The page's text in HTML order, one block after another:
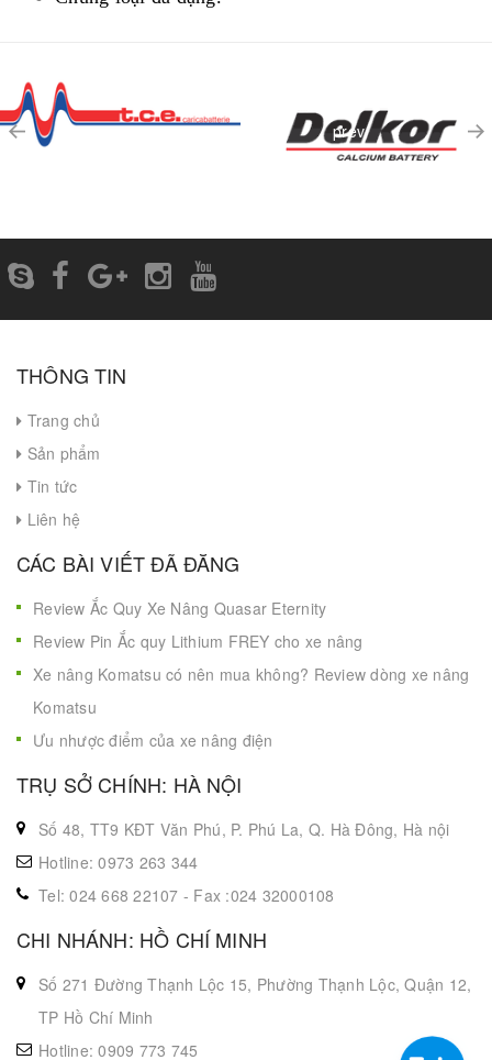
prev
THÔNG TIN
Trang chủ
Sản phẩm
Tin tức
Liên hệ
CÁC BÀI VIẾT ĐÃ ĐĂNG
Review Ắc Quy Xe Nâng Quasar Eternity
Review Pin Ắc quy Lithium FREY cho xe nâng
Xe nâng Komatsu có nên mua không? Review dòng xe nâng
Komatsu
Ưu nhược điểm của xe nâng điện
TRỤ SỞ CHÍNH: HÀ NỘI
Số 48, TT9 KĐT Văn Phú, P. Phú La, Q. Hà Đông, Hà nội
Hotline: 0973 263 344
Tel: 024 668 22107 - Fax :024 32000108
CHI NHÁNH: HỒ CHÍ MINH
Số 271 Đường Thạnh Lộc 15, Phường Thạnh Lộc, Quận 12,
TP Hồ Chí Minh
Hotline: 0909 773 745